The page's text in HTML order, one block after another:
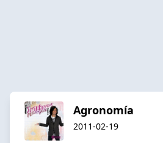
Agronomía
2011-02-19